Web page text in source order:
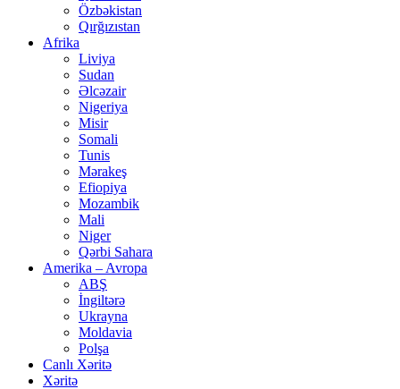
Özbəkistan
Qırğızıstan
Afrika
Liviya
Sudan
Əlcəzair
Nigeriya
Misir
Somali
Tunis
Mərakeş
Efiopiya
Mozambik
Mali
Niger
Qərbi Sahara
Amerika – Avropa
ABŞ
İngiltərə
Ukrayna
Moldavia
Polşa
Canlı Xəritə
Xəritə